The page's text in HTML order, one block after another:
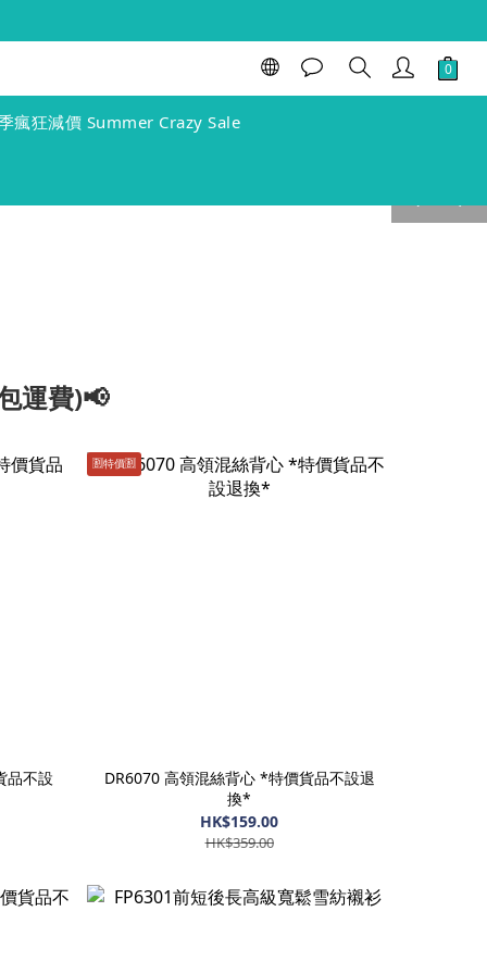
瘋狂減價 Summer Crazy Sale
運費)📢
品不設
🈹️特價🈹️
DR6070 高領混絲背心 *特價貨品不設退
換*
HK$159.00
HK$359.00